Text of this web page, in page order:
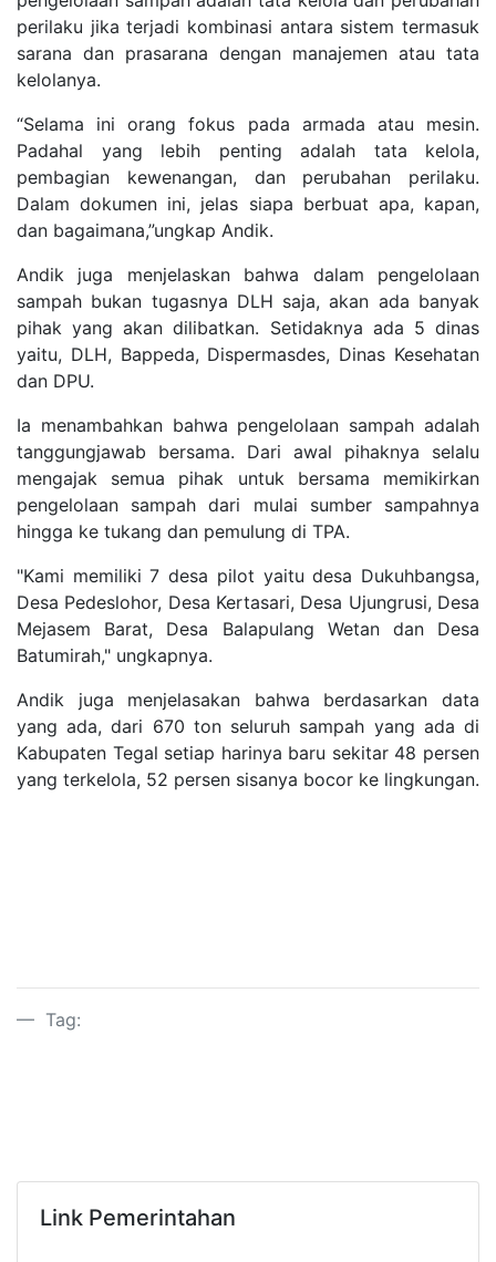
perilaku jika terjadi kombinasi antara sistem termasuk
sarana dan prasarana dengan manajemen atau tata
kelolanya.
“Selama ini orang fokus pada armada atau mesin.
Padahal yang lebih penting adalah tata kelola,
pembagian kewenangan, dan perubahan perilaku.
Dalam dokumen ini, jelas siapa berbuat apa, kapan,
dan bagaimana,”ungkap Andik.
Andik juga menjelaskan bahwa dalam pengelolaan
sampah bukan tugasnya DLH saja, akan ada banyak
pihak yang akan dilibatkan. Setidaknya ada 5 dinas
yaitu, DLH, Bappeda, Dispermasdes, Dinas Kesehatan
dan DPU.
Ia menambahkan bahwa pengelolaan sampah adalah
tanggungjawab bersama. Dari awal pihaknya selalu
mengajak semua pihak untuk bersama memikirkan
pengelolaan sampah dari mulai sumber sampahnya
hingga ke tukang dan pemulung di TPA.
"Kami memiliki 7 desa pilot yaitu desa Dukuhbangsa,
Desa Pedeslohor, Desa Kertasari, Desa Ujungrusi, Desa
Mejasem Barat, Desa Balapulang Wetan dan Desa
Batumirah," ungkapnya.
Andik juga menjelasakan bahwa berdasarkan data
yang ada, dari 670 ton seluruh sampah yang ada di
Kabupaten Tegal setiap harinya baru sekitar 48 persen
yang terkelola, 52 persen sisanya bocor ke lingkungan.
Tag:
Link Pemerintahan